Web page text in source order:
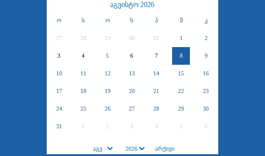
აგვისტო 2026
ო ს ო ხ პ შ კ
27 28 29 30 31 1 2
3 4 5 6 7 8 9
10 11 12 13 14 15 16
17 18 19 20 21 22 23
24 25 26 27 28 29 30
31 1 2 3 4 5 6